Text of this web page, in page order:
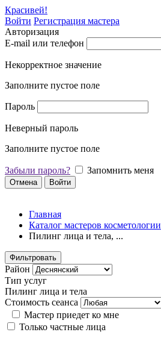
Красивей!
Войти Регистрация мастера
Авторизация
E-mail или телефон
Некорректное значение
Заполните пустое поле
Пароль
Неверный пароль
Заполните пустое поле
Забыли пароль? Запомнить меня
Отмена Войти
Главная
Каталог мастеров косметологии
Пилинг лица и тела, ...
Фильтровать
Район
Тип услуг
Пилинг лица и тела
Стоимость сеанса
Мастер приедет ко мне
Только частные лица